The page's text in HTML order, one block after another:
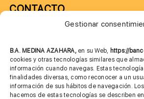
Gestionar
B.A. MEDINA AZAHARA, en su Web, https://
cookies y otras tecnologías similares que
información cuando navegas. Estas
finalidades diversas, como reconocer a un
información de sus hábitos de navegación.
hacemos de estas tecnologías se describen
CONTACTO
685 901 226
MÁS INFORMACIÓN